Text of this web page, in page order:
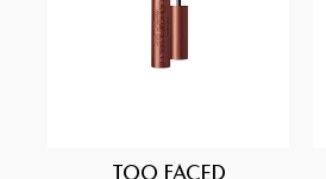
TOO FACED